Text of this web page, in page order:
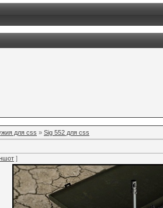
для css » Sig 552 для css
]